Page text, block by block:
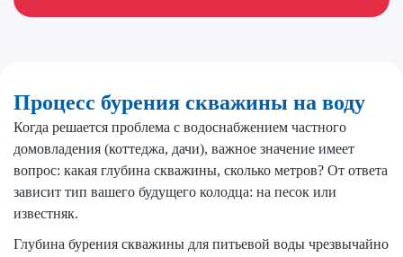
Процесс бурения скважины на воду
Когда решается проблема с водоснабжением частного
домовладения (коттеджа, дачи), важное значение имеет
вопрос: какая глубина скважины, сколько метров? От ответа
зависит тип вашего будущего колодца: на песок или
известняк.
Глубина бурения скважины для питьевой воды чрезвычайно